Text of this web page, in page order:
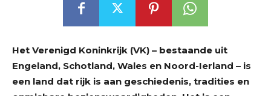
Het Verenigd Koninkrijk (VK) – bestaande uit
Engeland, Schotland, Wales en Noord-Ierland – is
een land dat rijk is aan geschiedenis, tradities en